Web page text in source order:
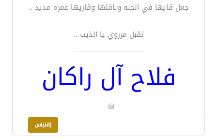
جعل قايها في الجنه وناقلها وقاريها عمره مديد ..
تقبل مرروي يا الذيب ..
__________________
فلاح آل راكان